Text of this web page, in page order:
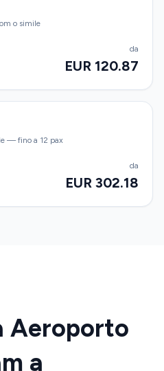
o simile
da
EUR 120.87
— fino a 12 pax
da
EUR 302.18
Aeroporto
a